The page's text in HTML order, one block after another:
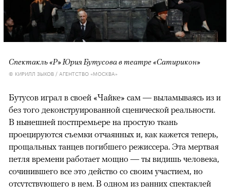
Спектакль «Р» Юрия Бутусова в театре «Сатирикон»
© КИРИЛЛ ЗЫКОВ / АГЕНТСТВО «МОСКВА»
Бутусов играл в своей «Чайке» сам — выламываясь из и
без того деконструированной сценической реальности.
В нынешней постпремьере на простую ткань
проецируются съемки отчаянных и, как кажется теперь,
прощальных танцев погибшего режиссера. Эта мертвая
петля времени работает мощно — ты видишь человека,
сочинившего все это действо со своим участием, но
отсутствующего в нем. В одном из ранних спектаклей